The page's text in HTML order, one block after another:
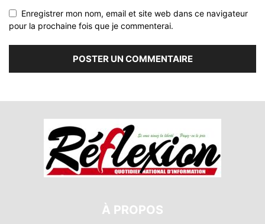
Enregistrer mon nom, email et site web dans ce navigateur
pour la prochaine fois que je commenterai.
À PROPOS